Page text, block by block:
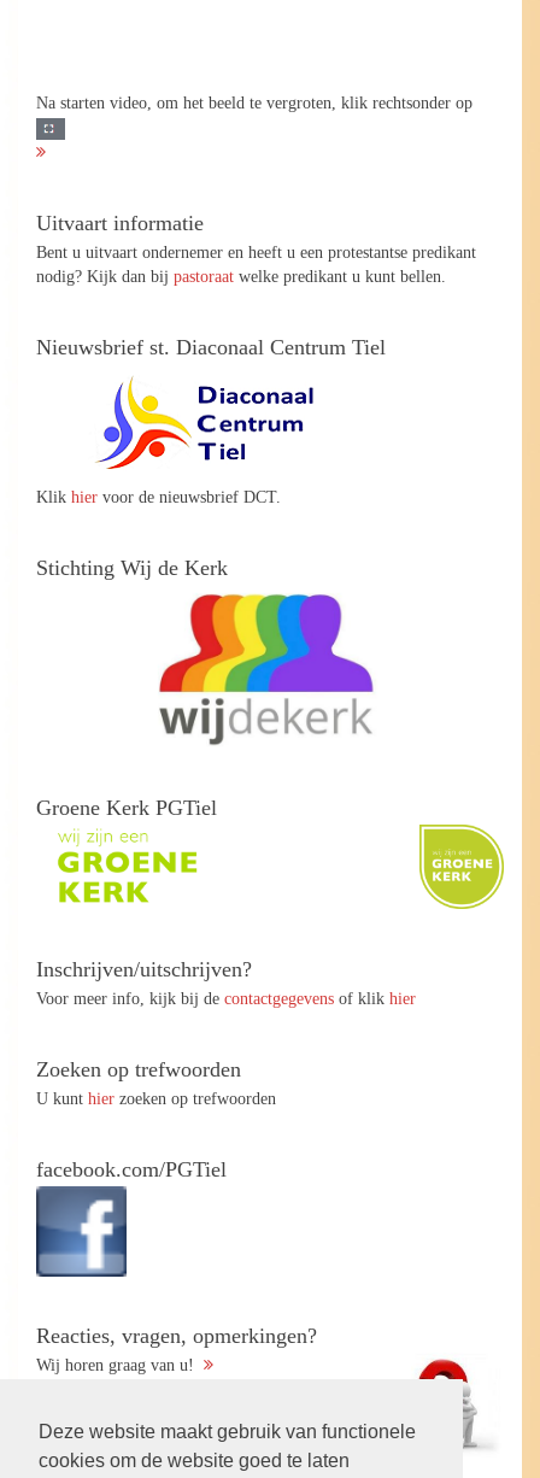
Deze website maakt gebruik van functionele
cookies om de website goed te laten
Na starten video, om het beeld te vergroten, klik rechtsonder op
Uitvaart informatie
Bent u uitvaart ondernemer en heeft u een protestantse predikant
nodig? Kijk dan bij pastoraat welke predikant u kunt bellen.
Nieuwsbrief st. Diaconaal Centrum Tiel
Klik hier voor de nieuwsbrief DCT.
Stichting Wij de Kerk
Groene Kerk PGTiel
Inschrijven/uitschrijven?
Voor meer info, kijk bij de contactgegevens of klik hier
Zoeken op trefwoorden
U kunt hier zoeken op trefwoorden
facebook.com/PGTiel
Reacties, vragen, opmerkingen?
Wij horen graag van u!